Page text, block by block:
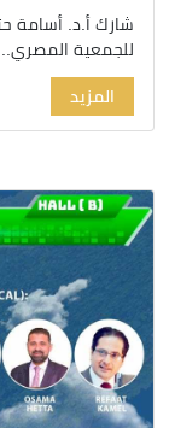
شارك أ.د. أسامة
للجمعية المصري...
المزيد